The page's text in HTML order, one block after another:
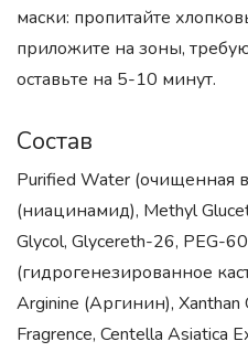
маски: пропитайте
приложите на зоны,
оставьте на 5-10 минут.
Состав
Purified Water (очищенная
(ниацинамид), Methyl
Glycol, Glycereth-26, PEG-
(гидрогенезированное
Arginine (Аргинин),
Fragrence, Centella Asiatica